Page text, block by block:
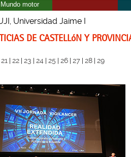
Mundo motor
Universidad Jaime I
DE CASTELLóN Y
21| 22| 23 24| 25| 26| 27| 28| 29